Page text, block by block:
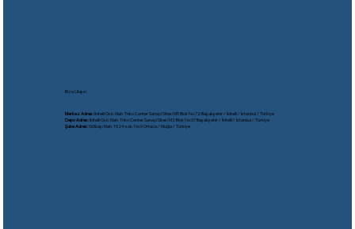
Bize Ulaşın
Merkez Adres:İkitelli Osb. Mah. Triko Center Sanayi Sitesi M5 Blok No:72 Başakşehir / İkitelli / İstanbul / Türkiye
Depo Adres:İkitelli Osb. Mah. Triko Center Sanayi Sitesi M2 Blok No:37 Başakşehir / İkitelli / İstanbul / Türkiye
Şube Adres:Gölbaşı Mah. 1524 sok. No:9 Ortaca / Muğla / Türkiye